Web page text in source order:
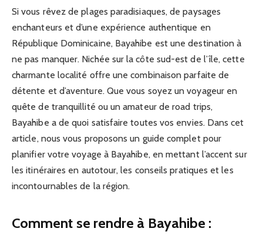
Si vous rêvez de plages paradisiaques, de paysages
enchanteurs et d’une expérience authentique en
République Dominicaine, Bayahibe est une destination à
ne pas manquer. Nichée sur la côte sud-est de l’île, cette
charmante localité offre une combinaison parfaite de
détente et d’aventure. Que vous soyez un voyageur en
quête de tranquillité ou un amateur de road trips,
Bayahibe a de quoi satisfaire toutes vos envies. Dans cet
article, nous vous proposons un guide complet pour
planifier votre voyage à Bayahibe, en mettant l’accent sur
les itinéraires en autotour, les conseils pratiques et les
incontournables de la région.
Comment se rendre à Bayahibe :